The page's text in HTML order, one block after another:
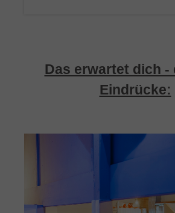
Das erwartet dich -
Eindrücke: